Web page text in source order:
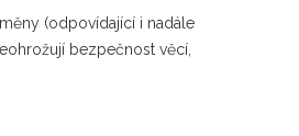
(odpovídající i nadále
bezpečnost věcí,